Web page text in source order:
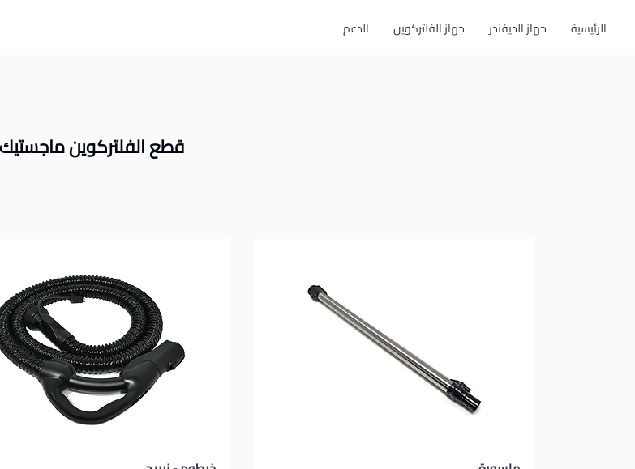
الرئيسية جهاز الديفندر جهاز الفلتركوين الدعم
قطع الفلتركوين ماجستيك